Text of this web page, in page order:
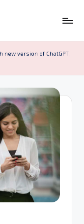
new version of ChatGPT,